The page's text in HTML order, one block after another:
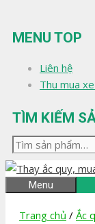
đến
nội
MENU TOP
Liên hệ
Thu mua
TÌM KIẾM
Tìm
kiếm:
Menu
Trang chủ / Ắc